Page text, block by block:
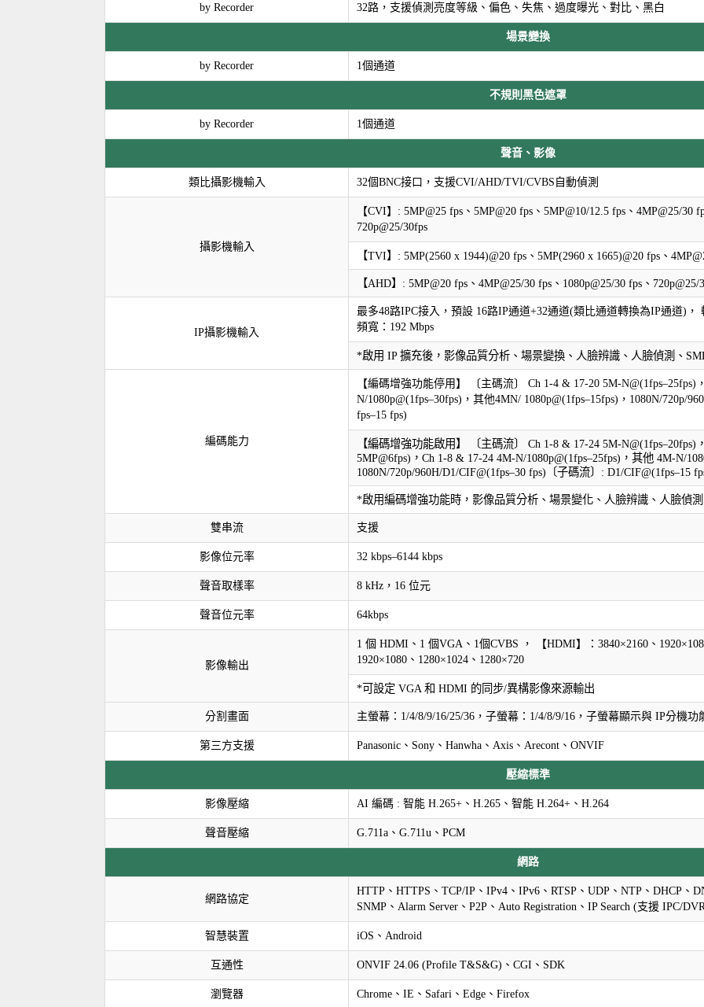
by Recorder 32路，支援偵測亮度等級、偏色、失焦、過度曝光、對比、黑白
場景變換
by Recorder 1個通道
不規則黑色遮罩
by Recorder 1個通道
聲音、影像
類比攝影機輸入 32個BNC接口，支援CVI/AHD/TVI/CVBS自動偵測
攝影機輸入
【CVI】: 5MP@25 fps、5MP@20 fps、5MP@10/12.5 fps、4MP@25/30
720p@25/30fps
【TVI】: 5MP(2560 x 1944)@20 fps、5MP(2960 x 1665)@20 fps、
【AHD】: 5MP@20 fps、4MP@25/30 fps、1080p@25/30 fps、720p@25/
IP攝影機輸入
最多48路IPC接入，預設 16路IP通道+32通道(類比通道轉換為IP通道)，
頻寬：192 Mbps
*啟用 IP 擴充後，影像品質分析、場景變換、人臉辨識、人臉偵測、
編碼能力
【編碼增強功能停用】 〔主碼流〕 Ch 1-4 & 17-20 5M-
N/1080p@(1fps–30fps)，其他4MN/ 1080p@(1fps–15fps)，1080N/720p/
fps–15 fps)
【編碼增強功能啟用】 〔主碼流〕 Ch 1-8 & 17-24 5M-
5MP@6fps)，Ch 1-8 & 17-24 4M-N/1080p@(1fps–25fps)，其他 4M-N/
1080N/720p/960H/D1/CIF@(1fps–30 fps)〔子碼流〕: D1/CIF@(1fps–15
*啟用編碼增強功能時，影像品質分析、場景變化、人臉辨識、人臉偵
雙串流 支援
影像位元率 32 kbps–6144 kbps
聲音取樣率 8 kHz，16 位元
聲音位元率 64kbps
影像輸出
1 個 HDMI、1 個VGA、1個CVBS ， 【HDMI】：3840×2160、
1920×1080、1280×1024、1280×720
*可設定 VGA 和 HDMI 的同步/異構影像來源輸出
分割畫面 主螢幕：1/4/8/9/16/25/36，子螢幕：1/4/8/9/16，子螢幕顯示與 IP分機功
第三方支援 Panasonic、Sony、Hanwha、Axis、Arecont、ONVIF
壓縮標準
影像壓縮 AI 編碼 : 智能 H.265+、H.265、智能 H.264+、H.264
聲音壓縮 G.711a、G.711u、PCM
網路
網路協定
HTTP、HTTPS、TCP/IP、IPv4、IPv6、RTSP、UDP、NTP、DHCP、
SNMP、Alarm Server、P2P、Auto Registration、IP Search (支援 IPC/
智慧裝置 iOS、Android
互通性 ONVIF 24.06 (Profile T&S&G)、CGI、SDK
瀏覽器 Chrome、IE、Safari、Edge、Firefox